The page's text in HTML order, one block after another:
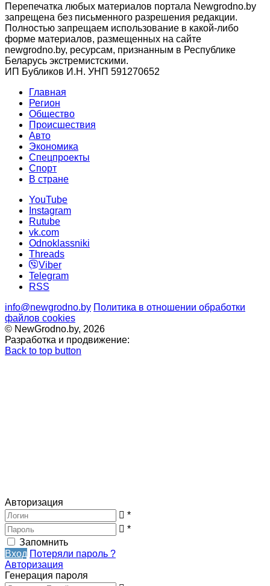
Перепечатка любых материалов портала Newgrodno.by
запрещена без письменного разрешения редакции.
Полностью запрещаем использование в какой-либо
форме материалов, размещенных на сайте
newgrodno.by, ресурсам, признанным в Республике
Беларусь экстремистскими.
ИП Бубликов И.Н. УНП 591270652
Главная
Регион
Общество
Происшествия
Авто
Экономика
Спецпроекты
Cпорт
В стране
YouTube
Instagram
Rutube
vk.com
Odnoklassniki
Threads
Viber
Telegram
RSS
info@newgrodno.by Политика в отношении обработки
файлов cookies
© NewGrodno.by, 2026
Разработка и продвижение:
Back to top button
Авторизация
*
*
Запомнить
Вход Потеряли пароль ?
Авторизация
Генерация пароля